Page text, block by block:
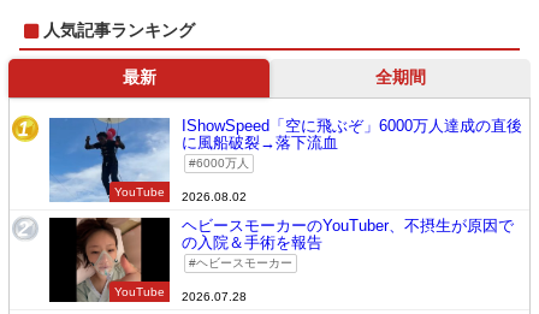
人気記事ランキング
最新 全期間
1
YouTube
IShowSpeed「空に飛ぶぞ」6000万人達成の直後
に風船破裂→落下流血
6000万人
2026.08.02
2
YouTube
ヘビースモーカーのYouTuber、不摂生が原因で
の入院＆手術を報告
ヘビースモーカー
2026.07.28